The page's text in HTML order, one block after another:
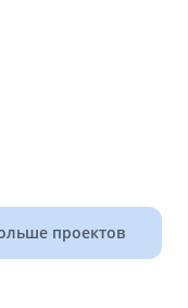
проектов